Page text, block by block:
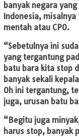
banyak negara
Indonesia,
mentah atau CPO.
“Sebetulnya ini
yang tergantung
batu bara kita stop
banyak sekali
Oh ini tergantung,
juga, urusan batu
“Begitu juga
harus stop, banyak